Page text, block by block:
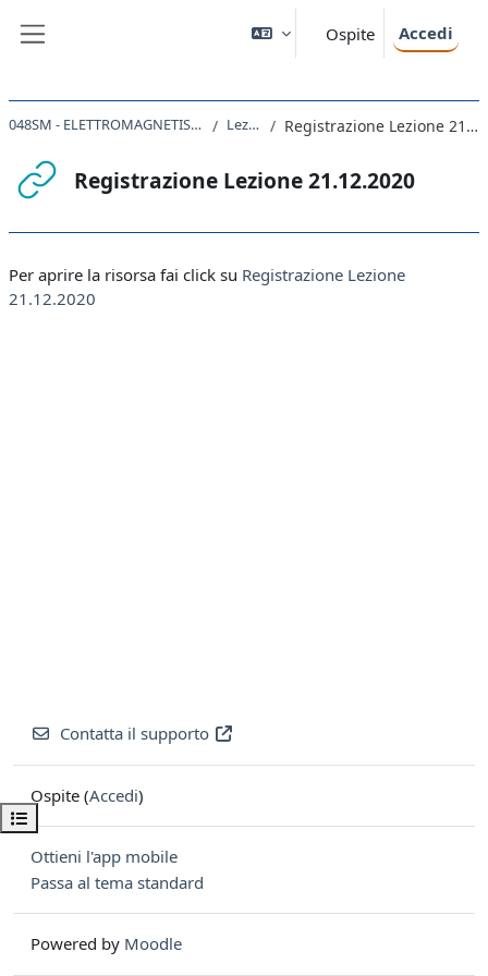
Ospite Accedi
Apri indice del corso
048SM - ELETTROMAGNETISMO 2020 Lezioni Registrazione Lezione 21.12.2020
Registrazione Lezione 21.12.2020
Per aprire la risorsa fai click su Registrazione Lezione
21.12.2020
Contatta il supporto
Ospite (Accedi)
Ottieni l'app mobile
Passa al tema standard
Powered by Moodle